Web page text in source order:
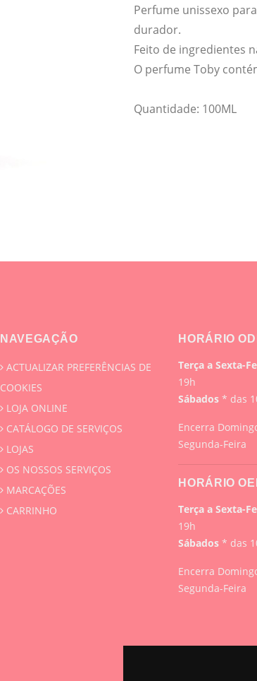
Perfume unissexo
durador.
Feito de ingredientes
O perfume Toby
Quantidade: 100ML
NAVEGAÇÃO
ACTUALIZAR PREFERÊNCIAS DE
COOKIES
LOJA ONLINE
CATÁLOGO DE SERVIÇOS
LOJAS
OS NOSSOS SERVIÇOS
MARCAÇÕES
CARRINHO
HORÁRIO
Terça a Sexta-
19h
Sábados* das
Encerra
Segunda-Feira
HORÁRIO
Terça a Sexta-
19h
Sábados* das
Encerra
Segunda-Feira